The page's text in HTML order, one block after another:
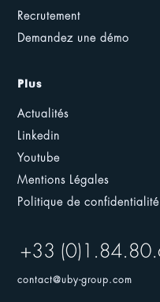
Recrutement
Demandez une démo
Plus
Actualités
Linkedin
Youtube
Mentions Légales
Politique de confidentialité
contact@uby-group.com